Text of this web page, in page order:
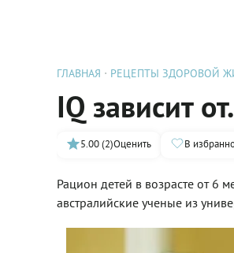
ГЛАВНАЯ РЕЦЕПТЫ ЗДОРОВОЙ
IQ зависит
5.00 (2)Оценить В
Рацион детей в возрасте от 6
австралийские ученые из